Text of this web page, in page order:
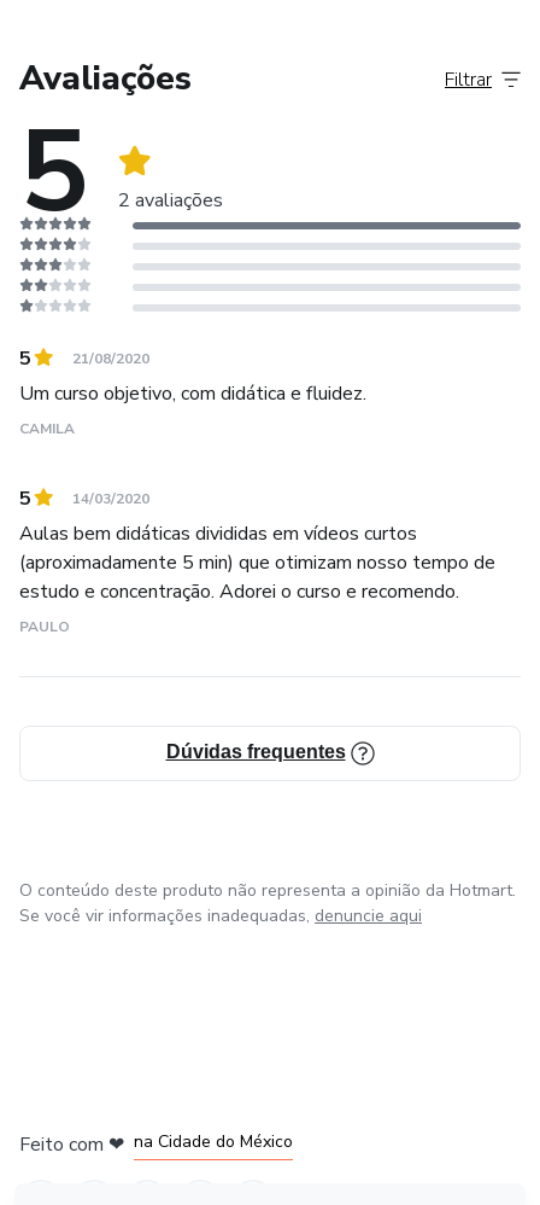
Avaliações
5 2 avaliações
Filtrar
5 21/08/2020
Um curso objetivo, com didática e fluidez.
CAMILA
5 14/03/2020
Aulas bem didáticas divididas em vídeos curtos
(aproximadamente 5 min) que otimizam nosso tempo de
estudo e concentração. Adorei o curso e recomendo.
PAULO
Dúvidas frequentes
O conteúdo deste produto não representa a opinião da Hotmart.
Se você vir informações inadequadas, denuncie aqui
Feito com ❤ na Cidade do México